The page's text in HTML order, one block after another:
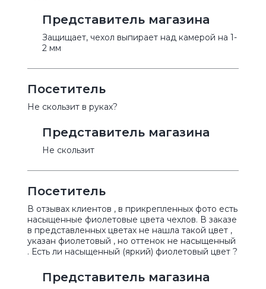
Представитель магазина
Защищает, чехол выпирает над камерой на 1-
2 мм
Посетитель
Не скользит в руках?
Представитель магазина
Не скользит
Посетитель
В отзывах клиентов , в прикрепленных фото есть
насыщенные фиолетовые цвета чехлов. В заказе
в представленных цветах не нашла такой цвет ,
указан фиолетовый , но оттенок не насыщенный
. Есть ли насыщенный (яркий) фиолетовый цвет ?
Представитель магазина